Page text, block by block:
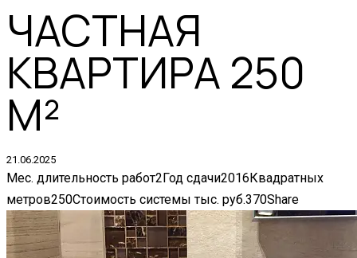
ЧАСТНАЯ
КВАРТИРА 250
М²
21.06.2025
Мес. длительность работ2Год сдачи2016Квадратных
метров250Стоимость системы тыс. руб.370Share